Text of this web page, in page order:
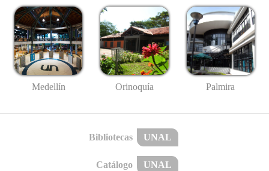
Medellín Orinoquía Palmira
Bibliotecas UNAL
Catálogo UNAL